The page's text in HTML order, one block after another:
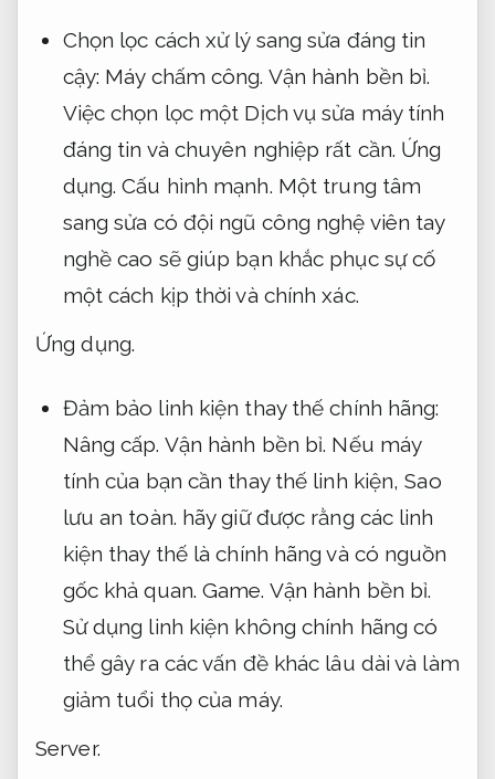
Chọn lọc cách xử lý sang sửa đáng tin
cậy: Máy chấm công. Vận hành bền bỉ.
Việc chọn lọc một Dịch vụ sửa máy tính
đáng tin và chuyên nghiệp rất cần. Ứng
dụng. Cấu hình mạnh. Một trung tâm
sang sửa có đội ngũ công nghệ viên tay
nghề cao sẽ giúp bạn khắc phục sự cố
một cách kịp thời và chính xác.
Ứng dụng.
Đảm bảo linh kiện thay thế chính hãng:
Nâng cấp. Vận hành bền bỉ. Nếu máy
tính của bạn cần thay thế linh kiện,Sao
lưu an toàn. hãy giữ được rằng các linh
kiện thay thế là chính hãng và có nguồn
gốc khả quan.Game. Vận hành bền bỉ.
Sử dụng linh kiện không chính hãng có
thể gây ra các vấn đề khác lâu dài và làm
giảm tuổi thọ của máy.
Server.